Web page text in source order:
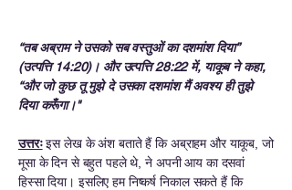
“तब अब्राम ने उसको सब वस्तुओं का दशमांश दिया”
(उत्पत्ति 14:20)। और उत्पत्ति 28:22 में, याकूब ने कहा,
“और जो कुछ तू मुझे दे उसका दशमांश मैं अवश्य ही तुझे
दिया करूँगा।"
उत्तरःइस लेख के अंश बताते हैं कि अब्राहम और याकूब, जो
मूसा के दिन से बहुत पहले थे, ने अपनी आय का दसवां
हिस्सा दिया। इसलिए हम निष्कर्ष निकाल सकते हैं कि